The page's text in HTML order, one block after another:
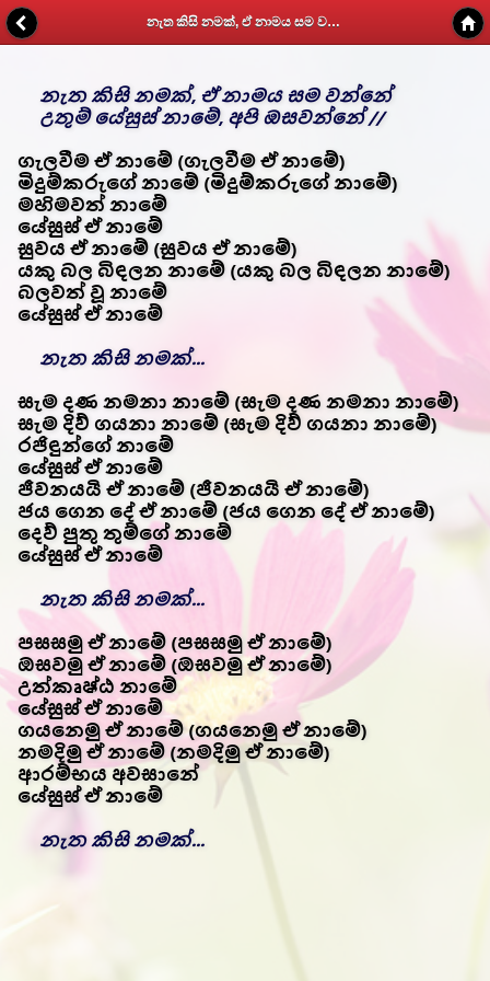
නැත කිසි නමක්, ඒ නාමය සම වන්නේ - Kithunu Gee Potha - Web v1.7
නැත කිසි නමක්, ඒ නාමය සම වන්නේ
උතුම් යේසුස් නාමේ, අපි ඔසවන්නේ //
ගැලවීම ඒ නාමේ (ගැලවීම ඒ නාමේ)
මිදුම්කරුගේ නාමේ (මිදුම්කරුගේ නාමේ)
මහිමවත් නාමේ
යේසුස් ඒ නාමේ
සුවය ඒ නාමේ (සුවය ඒ නාමේ)
යකු බල බිඳලන නාමේ (යකු බල බිඳලන නාමේ)
බලවත් වූ නාමේ
යේසුස් ඒ නාමේ
නැත කිසි නමක්...
සැම දණ නමනා නාමේ (සැම දණ නමනා නාමේ)
සැම දිව් ගයනා නාමේ (සැම දිව් ගයනා නාමේ)
රජිඳුන්ගේ නාමේ
යේසුස් ඒ නාමේ
ජීවනයයි ඒ නාමේ (ජීවනයයි ඒ නාමේ)
ජය ගෙන දේ ඒ නාමේ (ජය ගෙන දේ ඒ නාමේ)
දෙව් පුතු තුම්ගේ නාමේ
යේසුස් ඒ නාමේ
නැත කිසි නමක්...
පසසමු ඒ නාමේ (පසසමු ඒ නාමේ)
ඔසවමු ඒ නාමේ (ඔසවමු ඒ නාමේ)
උත්කෘෂ්ඨ නාමේ
යේසුස් ඒ නාමේ
ගයනෙමු ඒ නාමේ (ගයනෙමු ඒ නාමේ)
නමදිමු ඒ නාමේ (නමදිමු ඒ නාමේ)
ආරම්භය අවසානේ
යේසුස් ඒ නාමේ
නැත කිසි නමක්...